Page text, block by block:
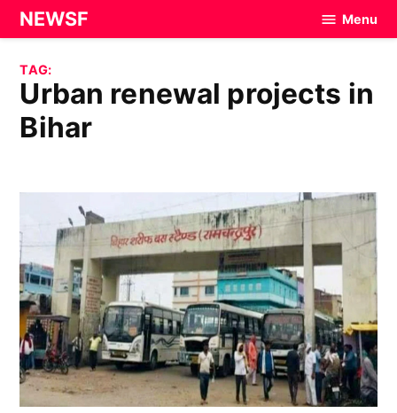
Skip
to
content
NEWSF Menu
TAG:
urban renewal projects in
Bihar